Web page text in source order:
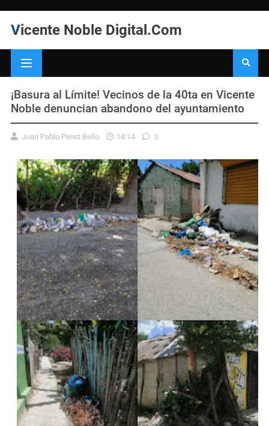
Vicente Noble Digital.Com
¡Basura al Límite! Vecinos de la 40ta en Vicente
Noble denuncian abandono del ayuntamiento
Juan Pablo Perez Bello 14:14 0